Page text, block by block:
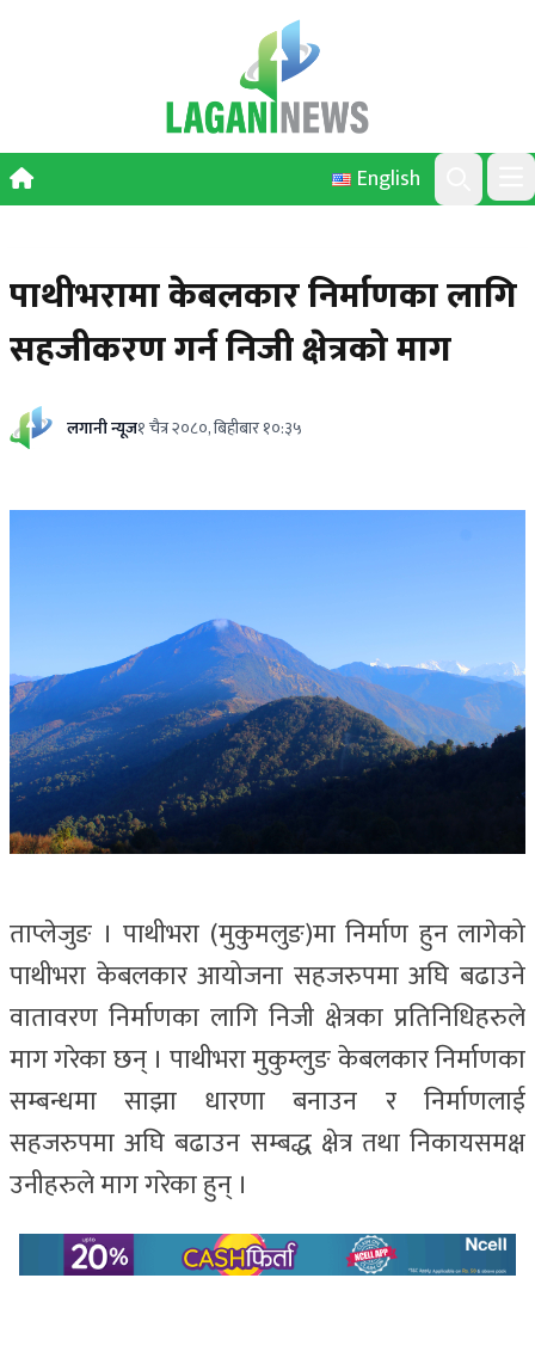
English
Search
पाथीभरामा केबलकार निर्माणका लागि
सहजीकरण गर्न निजी क्षेत्रको माग
लगानी न्यूज१ चैत्र २०८०, बिहीबार १०:३५
ताप्लेजुङ । पाथीभरा (मुकुमलुङ)मा निर्माण हुन लागेको
पाथीभरा केबलकार आयोजना सहजरुपमा अघि बढाउने
वातावरण निर्माणका लागि निजी क्षेत्रका प्रतिनिधिहरुले
माग गरेका छन् । पाथीभरा मुकुम्लुङ केबलकार निर्माणका
सम्बन्धमा साझा धारणा बनाउन र निर्माणलाई
सहजरुपमा अघि बढाउन सम्बद्ध क्षेत्र तथा निकायसमक्ष
उनीहरुले माग गरेका हुन् ।